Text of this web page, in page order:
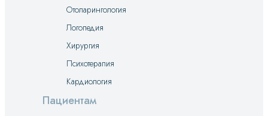
Отоларингология
Логопедия
Хирургия
Психотерапия
Кардиология
Пациентам